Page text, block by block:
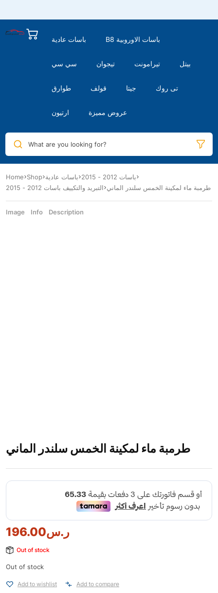
باسات عادية B8 باسات الاوروبية
سي سي تيجوان تيرامونت بيتل
طوارق قولف جيتا تى روك
ارتيون عروض مميزة
What are you looking for?
Home Shop باسات عادية
باسات 2012 - 2015
التبريد والتكييف باسات 2012 - 2015 طرمبة ماء لمكينة الخمس سلندر الماني
Image Info Description
طرمبة ماء لمكينة الخمس سلندر الماني
ر.س196.00
Out of stock
Out of stock
Add to wishlist Add to compare